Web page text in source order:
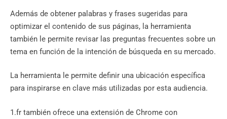
Además de obtener palabras y frases sugeridas para
optimizar el contenido de sus páginas, la herramienta
también le permite revisar las preguntas frecuentes sobre un
tema en función de la intención de búsqueda en su mercado.
La herramienta le permite definir una ubicación específica
para inspirarse en clave más utilizadas por esta audiencia.
1.fr también ofrece una extensión de Chrome con